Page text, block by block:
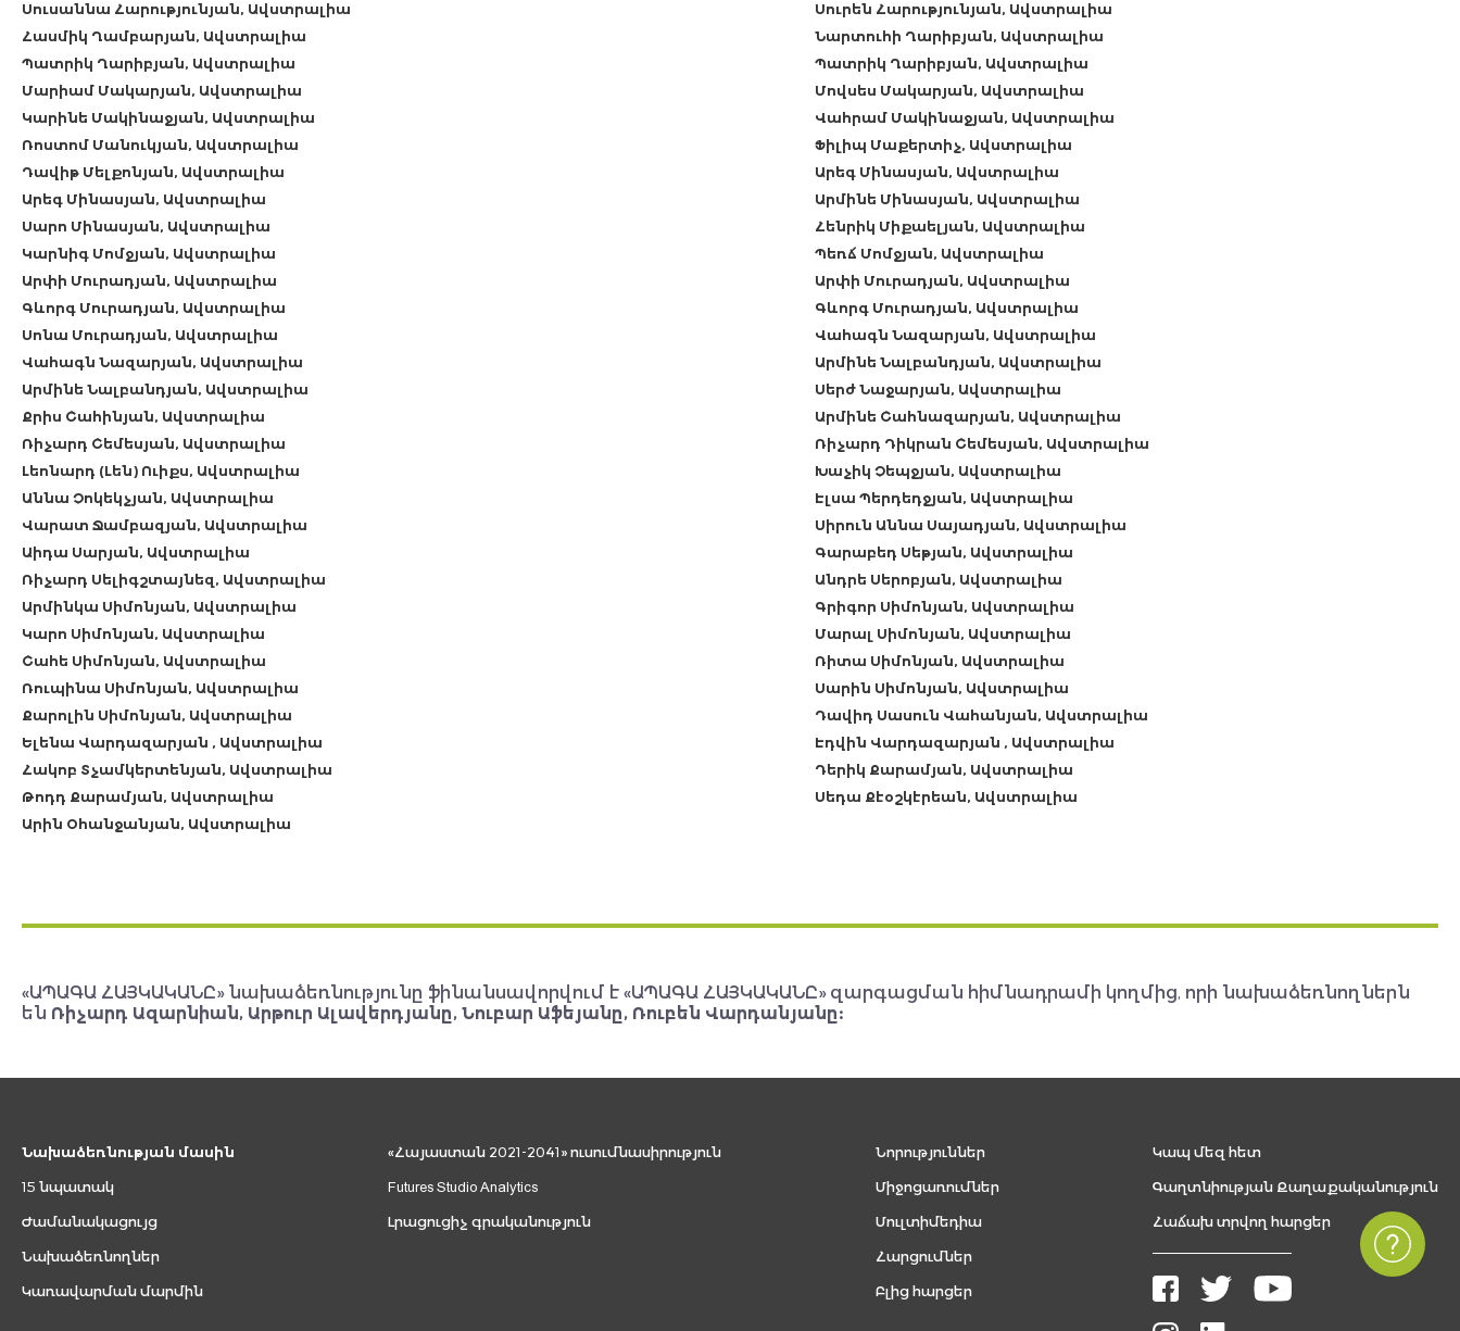
Սուսաննա Հարությունյան, Ավստրալիա
Սուրեն Հարությունյան, Ավստրալիա
Հասմիկ Ղամբարյան, Ավստրալիա
Նարտուհի Ղարիբյան, Ավստրալիա
Պատրիկ Ղարիբյան, Ավստրալիա
Պատրիկ Ղարիբյան, Ավստրալիա
Մարիամ Մակարյան, Ավստրալիա
Մովսես Մակարյան, Ավստրալիա
Կարինե Մակինաջյան, Ավստրալիա
Վահրամ Մակինաջյան, Ավստրալիա
Ռոստոմ Մանուկյան, Ավստրալիա
Ֆիլիպ Մաքերտիչ, Ավստրալիա
Դավիթ Մելքոնյան, Ավստրալիա
Արեգ Մինասյան, Ավստրալիա
Արեգ Մինասյան, Ավստրալիա
Արմինե Մինասյան, Ավստրալիա
Սարո Մինասյան, Ավստրալիա
Հենրիկ Միքաելյան, Ավստրալիա
Կարնիգ Մոմջյան, Ավստրալիա
Պեռճ Մոմջյան, Ավստրալիա
Արփի Մուրադյան, Ավստրալիա
Արփի Մուրադյան, Ավստրալիա
Գևորգ Մուրադյան, Ավստրալիա
Գևորգ Մուրադյան, Ավստրալիա
Սոնա Մուրադյան, Ավստրալիա
Վահագն Նազարյան, Ավստրալիա
Վահագն Նազարյան, Ավստրալիա
Արմինե Նալբանդյան, Ավստրալիա
Արմինե Նալբանդյան, Ավստրալիա
Սերժ Նաջարյան, Ավստրալիա
Քրիս Շահինյան, Ավստրալիա
Արմինե Շահնազարյան, Ավստրալիա
Ռիչարդ Շեմեսյան, Ավստրալիա
Ռիչարդ Դիկրան Շեմեսյան, Ավստրալիա
Լեոնարդ (Լեն) Ուիքս, Ավստրալիա
Խաչիկ Չեպջյան, Ավստրալիա
Աննա Չոկեկչյան, Ավստրալիա
Էլսա Պերդեդջյան, Ավստրալիա
Վարատ Ջամբազյան, Ավստրալիա
Սիրուն Աննա Սայադյան, Ավստրալիա
Աիդա Սարյան, Ավստրալիա
Գարաբեդ Սեթյան, Ավստրալիա
Ռիչարդ Սելիգշտայնեզ, Ավստրալիա
Անդրե Սերոբյան, Ավստրալիա
Արմինկա Սիմոնյան, Ավստրալիա
Գրիգոր Սիմոնյան, Ավստրալիա
Կարո Սիմոնյան, Ավստրալիա
Մարալ Սիմոնյան, Ավստրալիա
Շահե Սիմոնյան, Ավստրալիա
Ռիտա Սիմոնյան, Ավստրալիա
Ռուպինա Սիմոնյան, Ավստրալիա
Սարին Սիմոնյան, Ավստրալիա
Քարոլին Սիմոնյան, Ավստրալիա
Դավիդ Սասուն Վահանյան, Ավստրալիա
Ելենա Վարդազարյան , Ավստրալիա
Էդվին Վարդազարյան , Ավստրալիա
Հակոբ Տչամկերտենյան, Ավստրալիա
Դերիկ Քարամյան, Ավստրալիա
Թոդդ Քարամյան, Ավստրալիա
Սեդա Քէօշկէրեան, Ավստրալիա
Արին Օհանջանյան, Ավստրալիա
«ԱՊԱԳԱ ՀԱՅԿԱԿԱՆԸ» նախաձեռնությունը ֆինանսավորվում է «ԱՊԱԳԱ ՀԱՅԿԱԿԱՆԸ» զարգացման հիմնադրամի կողմից, որի նախաձեռնողներն
են Ռիչարդ Ազարնիան, Արթուր Ալավերդյանը, Նուբար Աֆեյանը, Ռուբեն Վարդանյանը:
Նախաձեռնության մասին
15 նպատակ
Ժամանակացույց
Նախաձեռնողներ
Կառավարման մարմին
«Հայաստան 2021-2041» ուսումնասիրություն
Futures Studio Analytics
Լրացուցիչ գրականություն
Նորություններ
Միջոցառումներ
Մուլտիմեդիա
Հարցումներ
Բլից հարցեր
Կապ մեզ հետ
Գաղտնիության Քաղաքականություն
Հաճախ տրվող հարցեր